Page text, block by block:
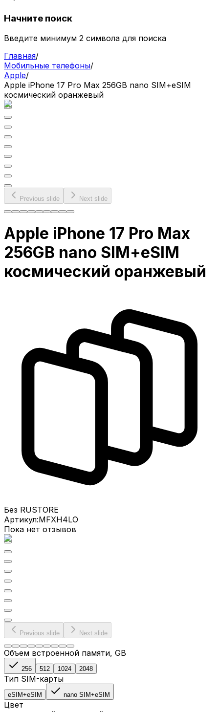
Начните поиск
Введите минимум 2 символа для поиска
Главная/
Мобильные телефоны/
Apple/
Apple iPhone 17 Pro Max 256GB nano SIM+eSIM
космический оранжевый
Previous slide Next slide
Apple iPhone 17 Pro Max
256GB nano SIM+eSIM
космический оранжевый
Без RUSTORE
Артикул:MFXH4LO
Пока нет отзывов
Previous slide Next slide
Объем встроенной памяти, GB
256 512 1024 2048
Тип SIM-карты
eSIM+eSIM nano SIM+eSIM
Цвет